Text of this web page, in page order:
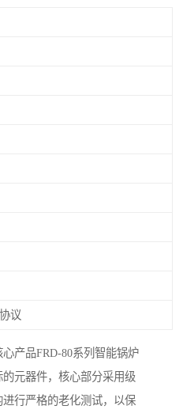
议
产品FRD-80系列智能锅炉
元器件，核心部分采用级
行严格的老化测试，以保